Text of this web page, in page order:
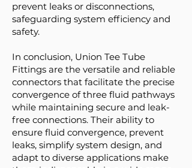
prevent leaks or disconnections,
safeguarding system efficiency and
safety.
In conclusion, Union Tee Tube
Fittings are the versatile and reliable
connectors that facilitate the precise
convergence of three fluid pathways
while maintaining secure and leak-
free connections. Their ability to
ensure fluid convergence, prevent
leaks, simplify system design, and
adapt to diverse applications make